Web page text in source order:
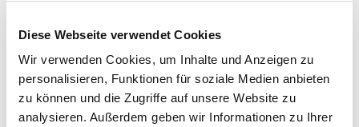
Diese Webseite verwendet Cookies
Wir verwenden Cookies, um Inhalte und Anzeigen zu
personalisieren, Funktionen für soziale Medien anbieten
zu können und die Zugriffe auf unsere Website zu
analysieren. Außerdem geben wir Informationen zu Ihrer
Merken Teilen